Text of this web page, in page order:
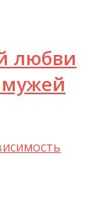
любви